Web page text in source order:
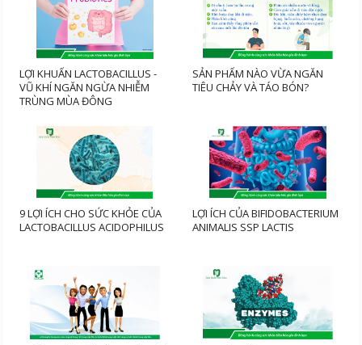
LỢI KHUẨN LACTOBACILLUS -
VŨ KHÍ NGĂN NGỪA NHIỄM
TRÙNG MÙA ĐÔNG
SẢN PHẨM NÀO VỪA NGĂN
TIÊU CHẢY VÀ TÁO BÓN?
9 LỢI ÍCH CHO SỨC KHỎE CỦA
LACTOBACILLUS ACIDOPHILUS
LỢI ÍCH CỦA BIFIDOBACTERIUM
ANIMALIS SSP LACTIS